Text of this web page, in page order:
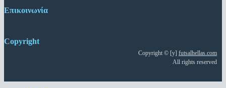
Επικοινωνία
Copyright
Copyright © [y] futsalhellas.com
All rights reserved